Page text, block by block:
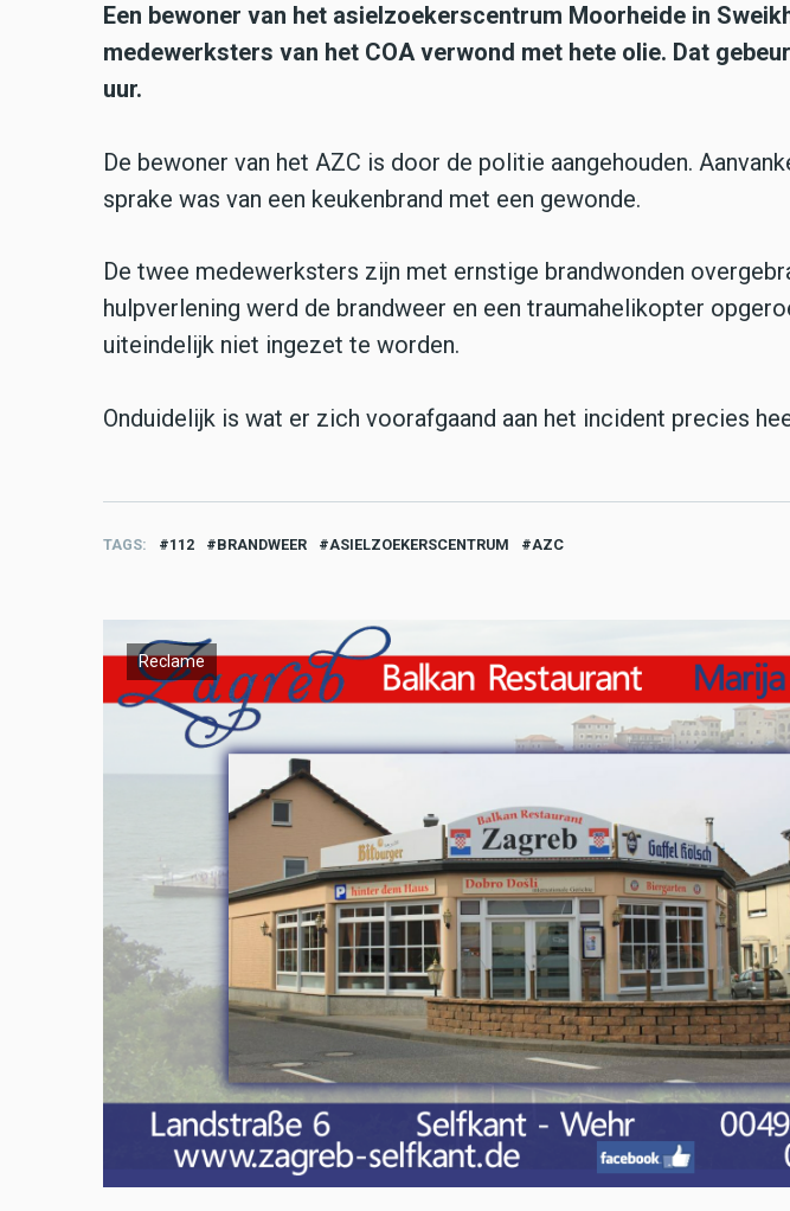
Een bewoner van het asielzoekerscentrum Moorheide in
medewerksters van het COA verwond met hete olie. Dat
uur.
De bewoner van het AZC is door de politie aangehouden.
sprake was van een keukenbrand met een gewonde.
De twee medewerksters zijn met ernstige brandwonden
hulpverlening werd de brandweer en een traumahelikopter
uiteindelijk niet ingezet te worden.
Onduidelijk is wat er zich voorafgaand aan het incident precies
TAGS 112 BRANDWEER ASIELZOEKERSCENTRUM AZC
Reclame